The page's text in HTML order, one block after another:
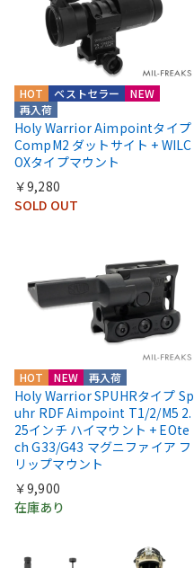
HOT
NEW
再入荷
ベストセラー
Holy Warrior Aimpointタイプ
CompM2 ダットサイト + WILC
OXタイプマウント
￥9,280
SOLD OUT
HOT NEW 再入荷
Holy Warrior SPUHRタイプ Sp
uhr RDF Aimpoint T1/2/M5 2.
25インチ ハイマウント + EOte
ch G33/G43 マグニファイア フ
リップマウント
￥9,900
在庫あり